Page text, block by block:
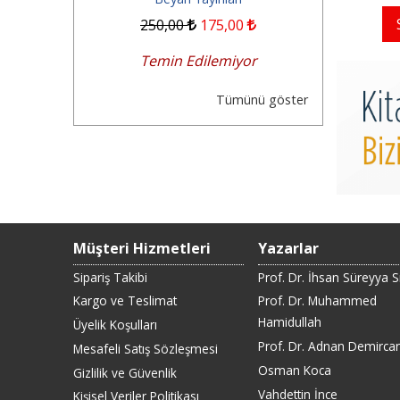
250,00 175,00
Temin Edilemiyor
Tümünü göster
Müşteri Hizmetleri
Sipariş Takibi
Kargo ve Teslimat
Üyelik Koşulları
Mesafeli Satış Sözleşmesi
Gizlilik ve Güvenlik
Kişisel Veriler Politikası
Yazarlar
Prof. Dr. İhsan Süreyya
Prof. Dr. Muhammed
Hamidullah
Prof. Dr. Adnan
Osman Koca
Vahdettin İnce